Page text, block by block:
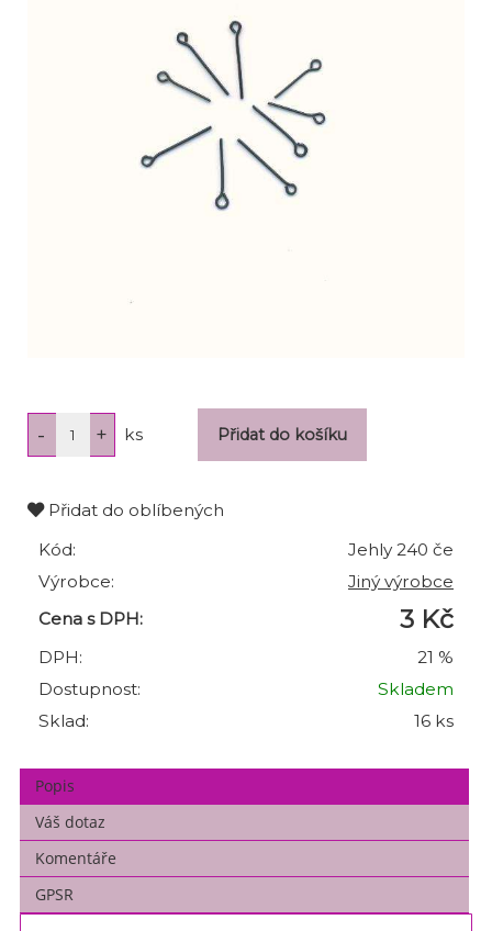
ks
Přidat do oblíbených
Kód:
Jehly 240 če
Výrobce:
Jiný výrobce
Cena s DPH:
3 Kč
DPH:
21 %
Dostupnost:
Skladem
Sklad:
16 ks
Popis
Váš dotaz
Komentáře
GPSR